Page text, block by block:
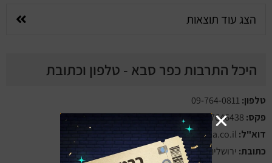
הצג עוד תוצאות
היכל התרבות כפר סבא - טלפון וכתובת
טלפון:09-764-0811
פקס:
דוא"ל: kupaks@ksaba.co.il
כתובת: ירושלים 33, כפר סבא